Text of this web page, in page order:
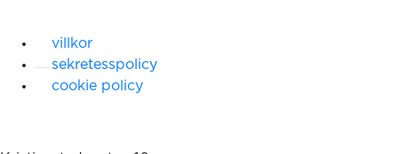
villkor
sekretesspolicy
cookie policy